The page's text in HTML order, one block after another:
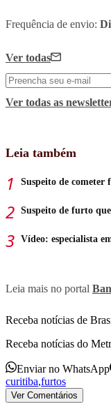
Frequência de envio:
Ver todas
Ver todas as
Leia também
Suspeito de cometer
Suspeito de furto
Vídeo: especialista
Leia mais no portal
Receba notícias de
Receba notícias do
Enviar no WhatsApp
curitiba,furtos
Ver Comentários